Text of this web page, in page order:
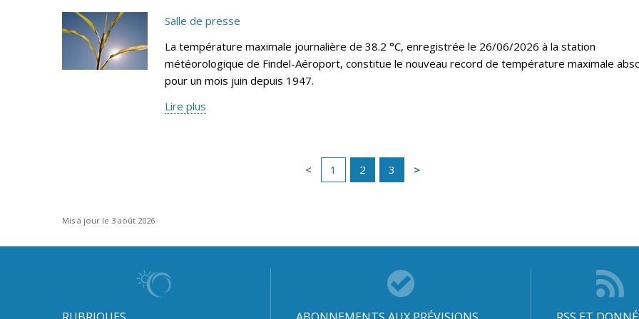
Salle de presse
La température maximale journalière de 38.2 °C, enregistrée le 26/06/2026 à la station
météorologique de Findel-Aéroport, constitue le nouveau record de température maximale
pour un mois juin depuis 1947.
Lire plus
1 2 3
Mis à jour le 3 août 2026